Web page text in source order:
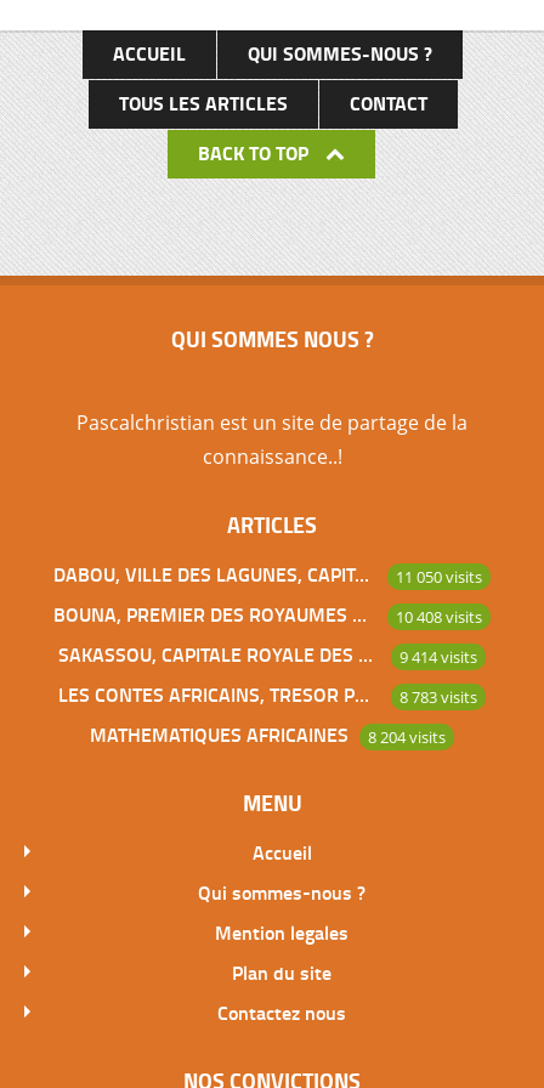
ACCUEIL
QUI SOMMES-NOUS ?
TOUS LES ARTICLES
CONTACT
BACK TO TOP
QUI SOMMES NOUS ?
Pascalchristian est un site de partage de la
connaissance..!
ARTICLES
DABOU, VILLE DES LAGUNES, CAPITALE DES ADJOUKROU 11 050 visits
BOUNA, PREMIER DES ROYAUMES DE CÔTE D’IVOIRE 10 408 visits
SAKASSOU, CAPITALE ROYALE DES BAOULES 9 414 visits
LES CONTES AFRICAINS, TRESOR POUR L’HUMANITE 8 783 visits
MATHEMATIQUES AFRICAINES 8 204 visits
MENU
Accueil
Qui sommes-nous ?
Mention legales
Plan du site
Contactez nous
NOS CONVICTIONS